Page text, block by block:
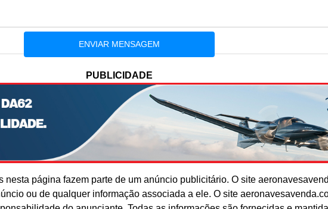
PUBLICIDADE
nesta página fazem parte de um anúncio publicitário. O site
ou de qualquer informação associada a ele. O site